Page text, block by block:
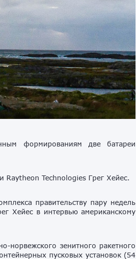
формированиям две батареи
Technologies Грег Хейес.
правительству пару недель
Хейес в интервью американскому
норвежского зенитного ракетного
пусковых установок (54